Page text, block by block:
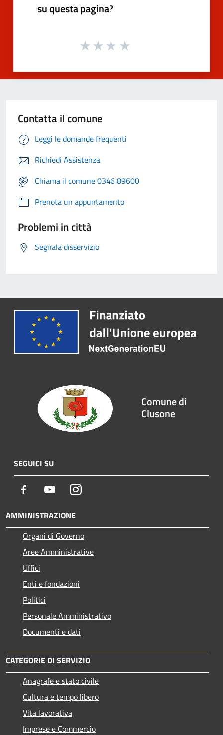
su questa pagina?
Contatta il comune
Leggi le domande frequenti
Richiedi Assistenza
Chiama il comune 0346 89600
Prenota un appuntamento
Problemi in città
Segnala disservizio
Comune di
Clusone
SEGUICI SU
Facebook YoutubeInstagram
AMMINISTRAZIONE
Organi di Governo
Aree Amministrative
Uffici
Enti e fondazioni
Politici
Personale Amministrativo
Documenti e dati
CATEGORIE DI SERVIZIO
Anagrafe e stato civile
Cultura e tempo libero
Vita lavorativa
Imprese e Commercio